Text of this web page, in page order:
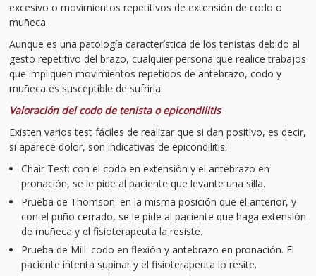
excesivo o movimientos repetitivos de extensión de codo o
muñeca.
Aunque es una patología característica de los tenistas debido al
gesto repetitivo del brazo, cualquier persona que realice trabajos
que impliquen movimientos repetidos de antebrazo, codo y
muñeca es susceptible de sufrirla.
Valoración del codo de tenista o epicondilitis
Existen varios test fáciles de realizar que si dan positivo, es decir,
si aparece dolor, son indicativas de epicondilitis:
Chair Test: con el codo en extensión y el antebrazo en
pronación, se le pide al paciente que levante una silla.
Prueba de Thomson: en la misma posición que el anterior, y
con el puño cerrado, se le pide al paciente que haga extensión
de muñeca y el fisioterapeuta la resiste.
Prueba de Mill: codo en flexión y antebrazo en pronación. El
paciente intenta supinar y el fisioterapeuta lo resite.